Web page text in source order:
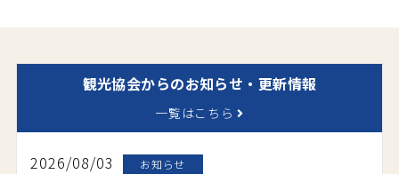
観光協会からのお知らせ・更新情報
一覧はこちら
2026/08/03 お知らせ